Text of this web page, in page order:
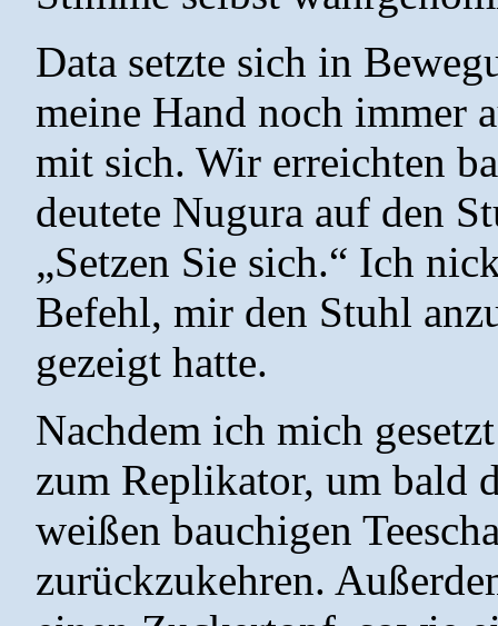
Data setzte sich in
meine Hand noch immer
mit sich. Wir erreichten
deutete Nugura auf den
„Setzen Sie sich.“ Ich
Befehl, mir den Stuhl
gezeigt hatte.
Nachdem ich mich
zum Replikator, um bald
weißen bauchigen
zurückzukehren.